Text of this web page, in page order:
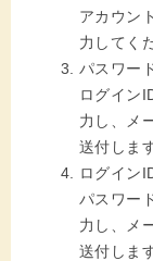
アカウン
力してく
パスワー
ログイン
力し、メ
送付します
ログイン
パスワー
力し、メ
送付します